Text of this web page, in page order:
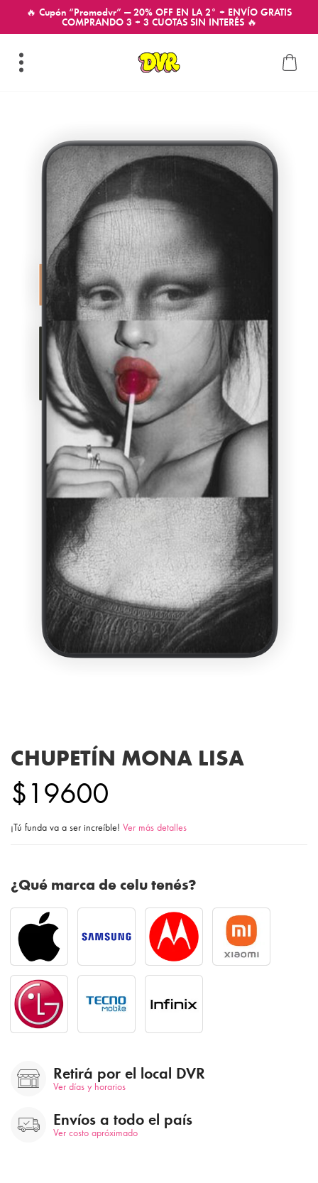
🔥 Cupón “Promodvr” — 20% OFF EN LA 2° + ENVÍO GRATIS
COMPRANDO 3 + 3 CUOTAS SIN INTERÉS 🔥
CHUPETÍN MONA LISA
$19600
¡Tú funda va a ser increíble! Ver más detalles
¿Qué marca de celu tenés?
Retirá por el local DVR
Ver días y horarios
Envíos a todo el país
Ver costo apróximado